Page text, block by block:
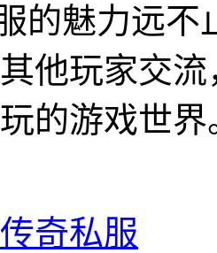
的魅力远
他玩家交
的游戏世
传奇私服